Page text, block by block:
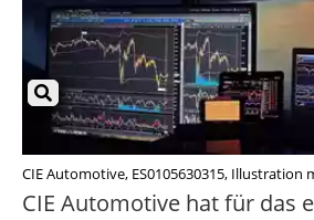
CIE Automotive, ES0105630315, Illustration
CIE Automotive hat für das